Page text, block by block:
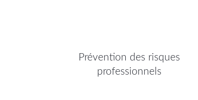
Prévention des risques
professionnels